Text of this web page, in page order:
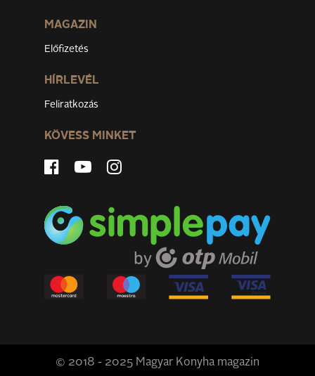
MAGAZIN
Előfizetés
HÍRLEVÉL
Feliratkozás
KÖVESS MINKET
© 2018 - 2025 Magyar Konyha magazin